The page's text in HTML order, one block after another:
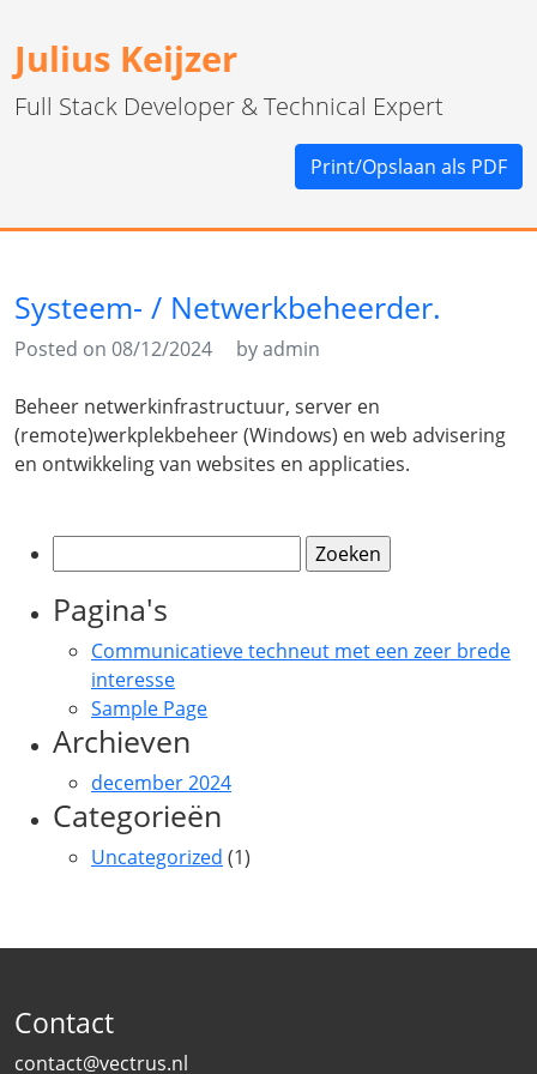
Julius Keijzer
Full Stack Developer & Technical Expert
Print/Opslaan als PDF
Systeem- / Netwerkbeheerder.
Posted on 08/12/2024 by admin
Beheer netwerkinfrastructuur, server en
(remote)werkplekbeheer (Windows) en web advisering
en ontwikkeling van websites en applicaties.
naar:
Pagina's
Communicatieve techneut met een zeer brede
interesse
Sample Page
Archieven
december 2024
Categorieën
Uncategorized (1)
Contact
contact@vectrus.nl